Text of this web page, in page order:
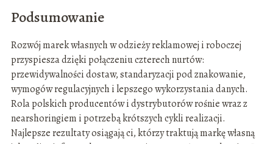
Podsumowanie
Rozwój marek własnych w odzieży reklamowej i roboczej
przyspiesza dzięki połączeniu czterech nurtów:
przewidywalności dostaw, standaryzacji pod znakowanie,
wymogów regulacyjnych i lepszego wykorzystania danych.
Rola polskich producentów i dystrybutorów rośnie wraz z
nearshoringiem i potrzebą krótszych cykli realizacji.
Najlepsze rezultaty osiągają ci, którzy traktują markę własną